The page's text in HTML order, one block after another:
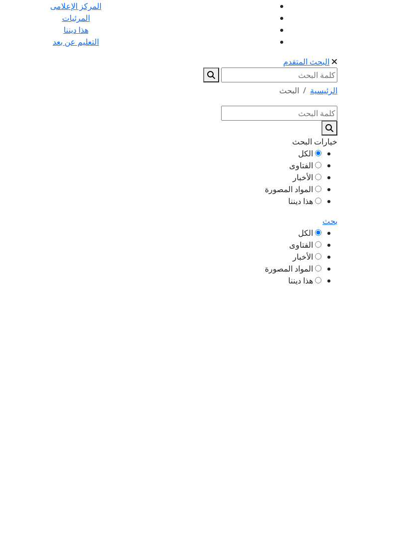
المركز الإعلامى
المرئيات
هذا ديننا
التعليم عن بعد
البحث المتقدم
الرئيسية البحث
خيارات البحث
الكل
الفتاوى
الأخبار
المواد المصورة
هذا ديننا
بحث
الكل
الفتاوى
الأخبار
المواد المصورة
هذا ديننا